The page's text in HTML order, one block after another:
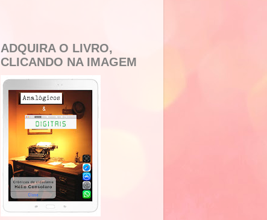
ADQUIRA O LIVRO,
CLICANDO NA IMAGEM